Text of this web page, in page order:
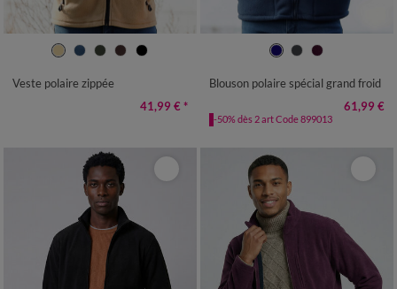
L XL XXL 3XL 4XL
Veste polaire zippée
41,99 € *
XXL 3XL
Blouson polaire spécial grand froid
61,99 €
-50% dès 2 art Code 899013